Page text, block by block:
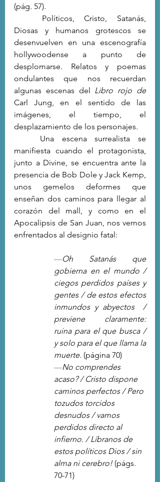
(pág. 57).
Diosas y humanos grotescos se
desenvuelven en una escenografía
hollywoodense a punto de
desplomarse. Relatos y poemas
ondulantes que nos recuerdan
algunas escenas del Libro rojo de
Carl Jung,
en el sentido de las
imágenes, el tiempo, el
desplazamiento de los personajes.
manifiesta cuando el protagonista,
junto a Divine, se encuentra ante la
presencia de Bob Dole y Jack Kemp,
unos gemelos
deformes que
enseñan dos caminos para llegar al
corazón del mall, y como en el
Apocalipsis de San Juan, nos vemos
enfrentados al designio fatal:
—Oh Satanás que
gobierna en el mundo /
ciegos perdidos países y
gentes / de estos efectos
inmundos y abyectos  /
previene claramente:
ruina para el que busca /
y solo para el que llama la
muerte. (página 70)
—No comprendes
acaso? / Cristo dispone
caminos perfectos / Pero
tozudos torcidos
desnudos / vamos
perdidos directo al
infierno. / Líbranos de
estos políticos Dios / sin
alma ni cerebro! (págs.
70-71)